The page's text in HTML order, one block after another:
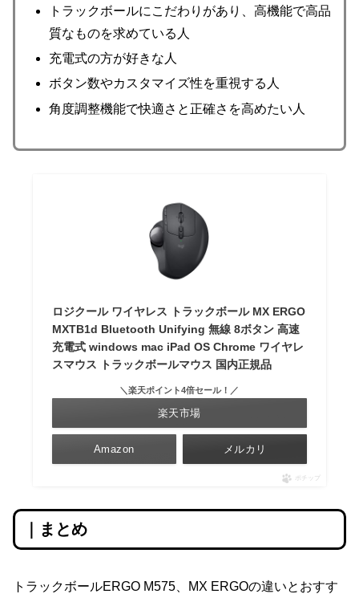
トラックボールにこだわりがあり、高機能で高品
質なものを求めている人
充電式の方が好きな人
ボタン数やカスタマイズ性を重視する人
角度調整機能で快適さと正確さを高めたい人
ロジクール ワイヤレス トラックボール MX ERGO
MXTB1d Bluetooth Unifying 無線 8ボタン 高速
充電式 windows mac iPad OS Chrome ワイヤレ
スマウス トラックボールマウス 国内正規品
Amazon
＼楽天ポイント4倍セール！／
楽天市場
メルカリ
ポチップ
｜まとめ
トラックボールERGO M575、MX ERGOの違いとおすす